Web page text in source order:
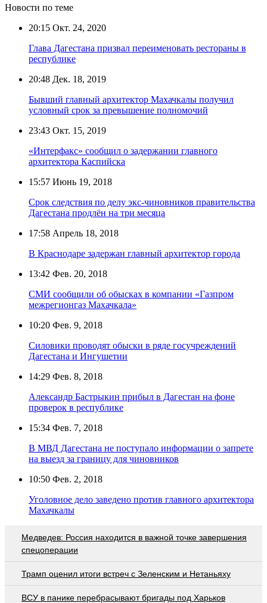
Новости по теме
20:15 Окт. 24, 2020
Глава Дагестана призвал переименовать рестораны в
республике
20:48 Дек. 18, 2019
Бывший главный архитектор Махачкалы получил
условный срок за превышение полномочий
23:43 Окт. 15, 2019
«Интерфакс» сообщил о задержании главного
архитектора Каспийска
15:57 Июнь 19, 2018
Срок следствия по делу экс-чиновников правительства
Дагестана продлён на три месяца
17:58 Апрель 18, 2018
В Краснодаре задержан главный архитектор города
13:42 Фев. 20, 2018
СМИ сообщили об обысках в компании «Газпром
межрегионгаз Махачкала»
10:20 Фев. 9, 2018
Силовики проводят обыски в ряде госучреждений
Дагестана и Ингушетии
14:29 Фев. 8, 2018
Александр Бастрыкин прибыл в Дагестан на фоне
проверок в республике
15:34 Фев. 7, 2018
В МВД Дагестана не поступало информации о запрете
на выезд за границу для чиновников
10:50 Фев. 2, 2018
Уголовное дело заведено против главного архитектора
Махачкалы
Медведев: Россия находится в важной точке завершения
спецоперации
Трамп оценил итоги встреч с Зеленским и Нетаньяху
ВСУ в панике перебрасывают бригады под Харьков